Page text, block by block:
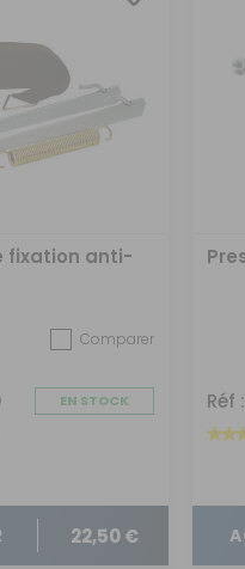
fixation anti-
Comparer
EN STOCK
22,50 €
Réf :